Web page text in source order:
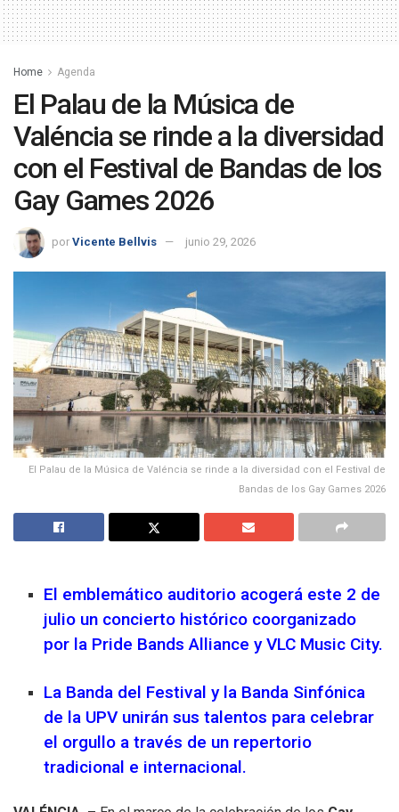
Home Agenda
El Palau de la Música de
Valéncia se rinde a la diversidad
con el Festival de Bandas de los
Gay Games 2026
por Vicente Bellvis junio 29, 2026
El Palau de la Música de Valéncia se rinde a la diversidad con el Festival de
Bandas de los Gay Games 2026
El emblemático auditorio acogerá este 2 de
julio un concierto histórico coorganizado
por la Pride Bands Alliance y VLC Music City.
La Banda del Festival y la Banda Sinfónica
de la UPV unirán sus talentos para celebrar
el orgullo a través de un repertorio
tradicional e internacional.